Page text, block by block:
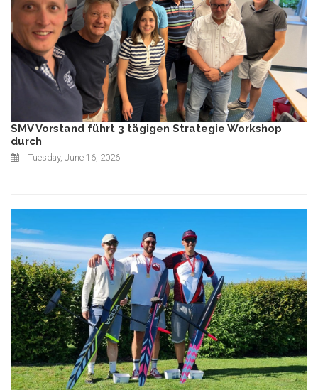
SMV Vorstand führt 3 tägigen Strategie Workshop
durch
Tuesday, June 16, 2026